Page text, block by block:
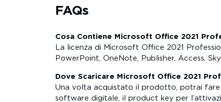
FAQs
Cosa Contiene Microsoft Office 2021
La licenza di Microsoft Office 2021
PowerPoint, OneNote, Publisher, Access,
Dove Scaricare Microsoft Office 2021
Una volta acquistato il prodotto, potrai fare
software digitale, il product key per